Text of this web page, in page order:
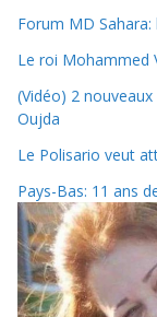
Forum MD
Le roi Mohammed
(Vidéo) 2
Oujda
Le Polisario veut
Pays-Bas: 11 ans